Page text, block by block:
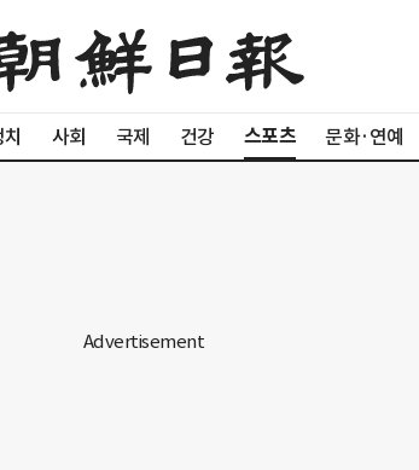
치 사회 국제 건강 스포츠 문화·연예